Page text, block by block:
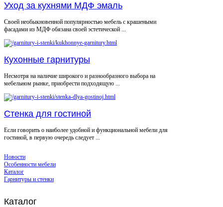
Уход за кухнями МДФ эмаль
Своей необыкновенной популярностью мебель с крашеными
фасадами из МДФ обязана своей эстетической ...
Кухонные гарнитуры
Несмотря на наличие широкого и разнообразного выбора на
мебельном рынке, приобрести подходящую ...
Стенка для гостиной
Если говорить о наиболее удобной и функциональной мебели для
гостиной, в первую очередь следует ...
Новости
Особенности мебели
Каталог
Гарнитуры и стенки
Каталог